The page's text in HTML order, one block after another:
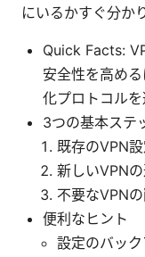
にいるかすぐ分か
Quick Facts:
安全性を高め
化プロトコルを
3つの基本ステ
既存のVPN設
新しいVPN
不要なVPN
便利なヒント
設定のバッ